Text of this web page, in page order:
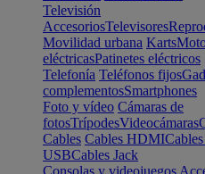
Televisión
AccesoriosTelevisores
Movilidad urbana Karts
eléctricasPatinetes eléctricos
Telefonía Teléfonos fijos
complementosSmartphones
Foto y vídeo Cámaras de
fotosTrípodesVideocámaras
Cables Cables HDMI
USBCables Jack
Consolas y videojuegos